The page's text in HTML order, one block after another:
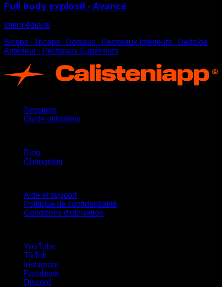
Full body explosif - Avancé
Intermédiaire
Biceps ∙ Triceps ∙ Dorsaux ∙ Pectoraux Inférieurs ∙ Deltoïde
Antérieur ∙ Pectoraux Supérieurs
Sessions
Guide utilisateur
Blog
Changelog
Aide et support
Politique de confidentialité
Conditions d'utilisation
YouTube
TikTok
Instagram
Facebook
Discord